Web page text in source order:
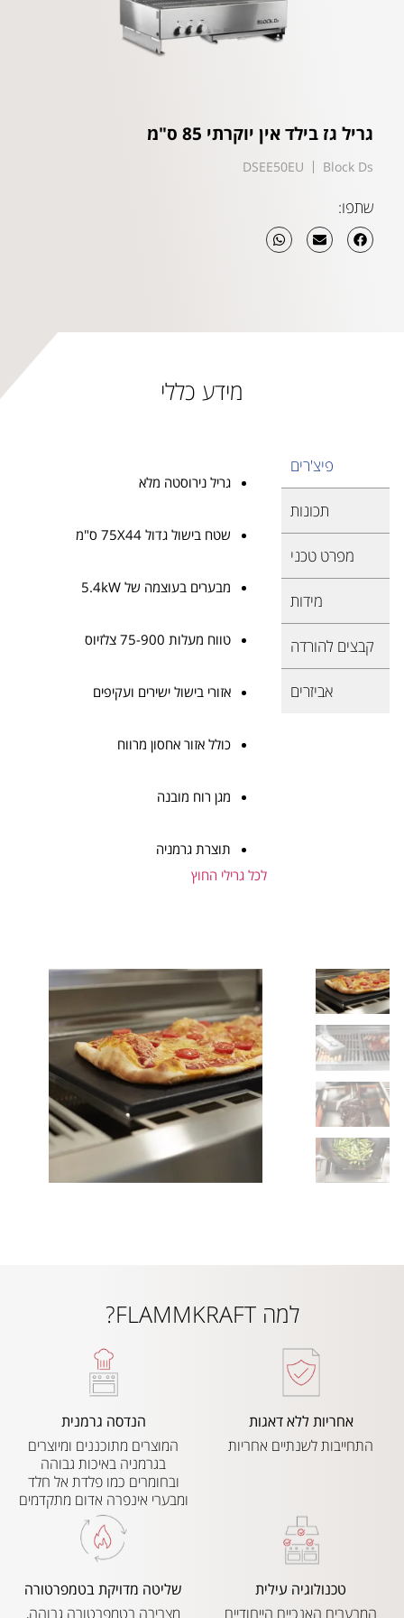
גריל גז בילד אין יוקרתי 85 ס"מ
Block Ds
DSEE50EU
שתפו:
מידע כללי
פיצ'רים
תכונות
מפרט טכני
מידות
קבצים להורדה
אביזרים
גריל נירוסטה מלא
שטח בישול גדול 75X44 ס"מ
מבערים בעוצמה של 5.4kW
טווח מעלות 75-900 צלזיוס
אזורי בישול ישירים ועקיפים
כולל אזור אחסון מרווח
מגן רוח מובנה
תוצרת גרמניה
לכל גרילי החוץ
למה FLAMMKRAFT?
אחריות ללא דאגות
התחייבות לשנתיים אחריות
הנדסה גרמנית
המוצרים מתוכננים ומיוצרים
בגרמניה באיכות גבוהה
ובחומרים כמו פלדת אל חלד
ומבערי אינפרה אדום מתקדמים
טכנולוגיה עילית
המבערים האנכיים הייחודיים
שליטה מדויקת בטמפרטורה
מצריבה בטמפרטורה גבוהה,